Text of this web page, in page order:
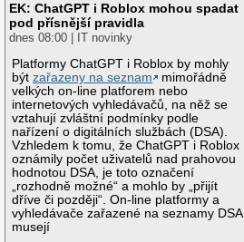
EK: ChatGPT i Roblox mohou spadat
pod přísnější pravidla
dnes 08:00 | IT novinky
Platformy ChatGPT i Roblox by mohly
býtzařazeny na seznam
mimořádně
velkých on-line platforem nebo
internetových vyhledávačů, na něž se
vztahují zvláštní podmínky podle
nařízení o digitálních službách (DSA).
Vzhledem k tomu, že ChatGPT i Roblox
oznámily počet uživatelů nad prahovou
hodnotou DSA, je toto označení
„rozhodně možné“ a mohlo by „přijít
dříve či později“. On-line platformy a
vyhledávače zařazené na seznamy DSA
musejí